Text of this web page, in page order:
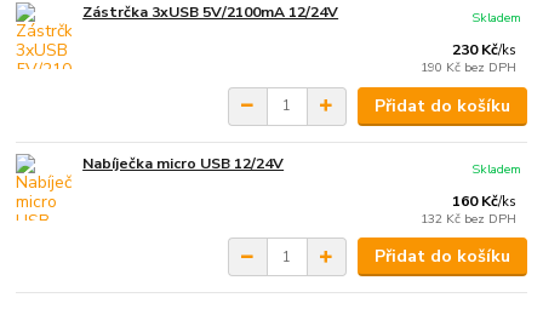
Zástrčka 3xUSB 5V/2100mA 12/24V
230 Kč/ks
190 Kč bez DPH
Skladem
Přidat do košíku
Nabíječka micro USB 12/24V
160 Kč/ks
132 Kč bez DPH
Skladem
Přidat do košíku